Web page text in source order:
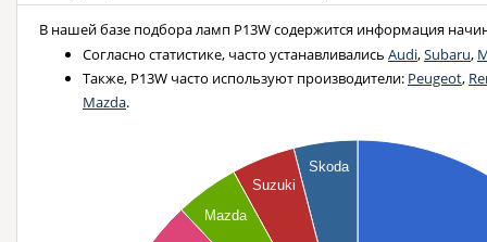
В нашей базе подбора ламп P13W содержится информация
Согласно статистике, часто устанавливались Audi,Subaru,
Также, P13W часто используют производители: Peugeot,
Mazda.
Skoda
Suzuki
Mazda